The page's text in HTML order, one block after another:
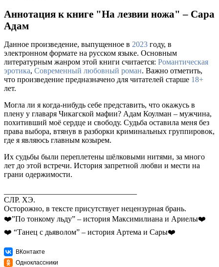
Аннотация к книге "На лезвии ножа" – Сара
Адам
Данное произведение, выпущенное в 2023 году, в
электронном формате на русском языке. Основным
литературным жанром этой книги считается: Романтическая
эротика, Современный любовный роман. Важно отметить,
что произведение предназначено для читателей старше 18+
лет.
Могла ли я когда-нибудь себе представить, что окажусь в
плену у главаря Чикагской мафии? Адам Коулман – мужчина,
похитивший моё сердце и свободу. Судьба оставила меня без
права выбора, втянув в разборки криминальных группировок,
где я являюсь главным козырем.
Их судьбы были переплетены шёлковыми нитями, за много
лет до этой встречи. История запретной любви и мести на
грани одержимости.
СЛР. ХЭ.
Осторожно, в тексте присутствует нецензурная брань.
❤️”По тонкому льду” – история Максимилиана и Ариелы❤️
❤️ “Танец с дьяволом” – история Артема и Сары❤️
ВКонтакте
Одноклассники